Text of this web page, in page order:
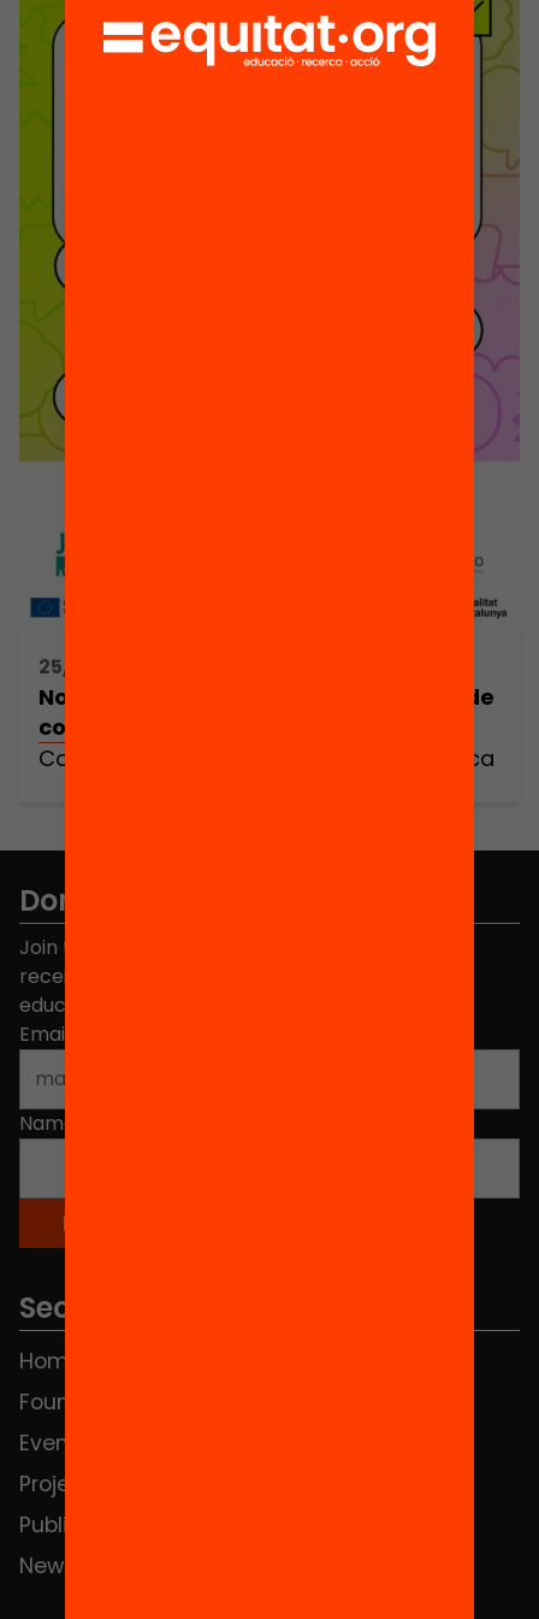
large volumes of information that might
be of […]
25/10/2023 09:30h - 19:00h
No m’ho empasso! Construïm espais de
confiança mediàtica
Construïm espais de confiança mediàtica
Don't miss anything.
Join the more than 40,000 people who already
receive news about initiatives and projects for
educational change in Catalonia.
Email address
Name
Sections
Home
Foundation
Events
Projects
Publications and videos
News